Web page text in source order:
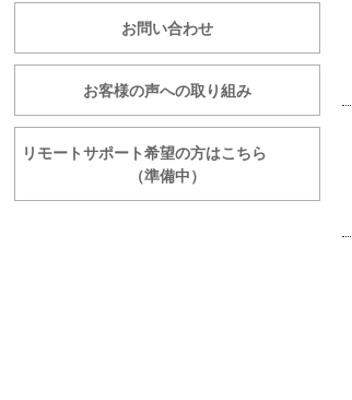
お問い合わせ
お客様の声への取り組み
リモートサポート希望の方はこちら
（準備中）